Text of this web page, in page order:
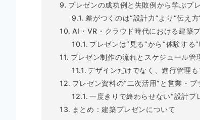
プレゼンの成功例と失敗例から学ぶプ
差がつくのは“設計力”より“伝え
AI・VR・クラウド時代における建築
プレゼンは“見る”から“体験する
プレゼン制作の流れとスケジュール管
デザインだけでなく、進行管理
プレゼン資料の“二次活用”と営業・
一度きりで終わらせない“設計プ
まとめ：建築プレゼンについて